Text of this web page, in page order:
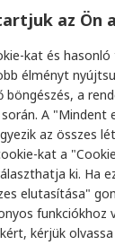
Az
Email
az Ön
kat és
élményt
a
A "Mindent
az összes
kat a
ki. Ha
elutasítása"
funkciókhoz
kérjük olvassa